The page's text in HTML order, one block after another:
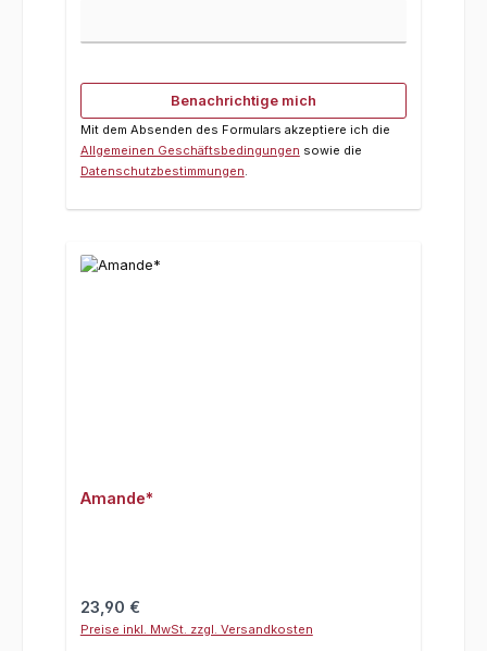
Benachrichtige mich
Mit dem Absenden des Formulars akzeptiere ich die
Allgemeinen Geschäftsbedingungen sowie die
Datenschutzbestimmungen.
Amande*
Regulärer Preis:
23,90 €
Preise inkl. MwSt. zzgl. Versandkosten